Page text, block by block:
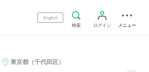
English
検索
ログイン メニュー
東京都（千代田区）